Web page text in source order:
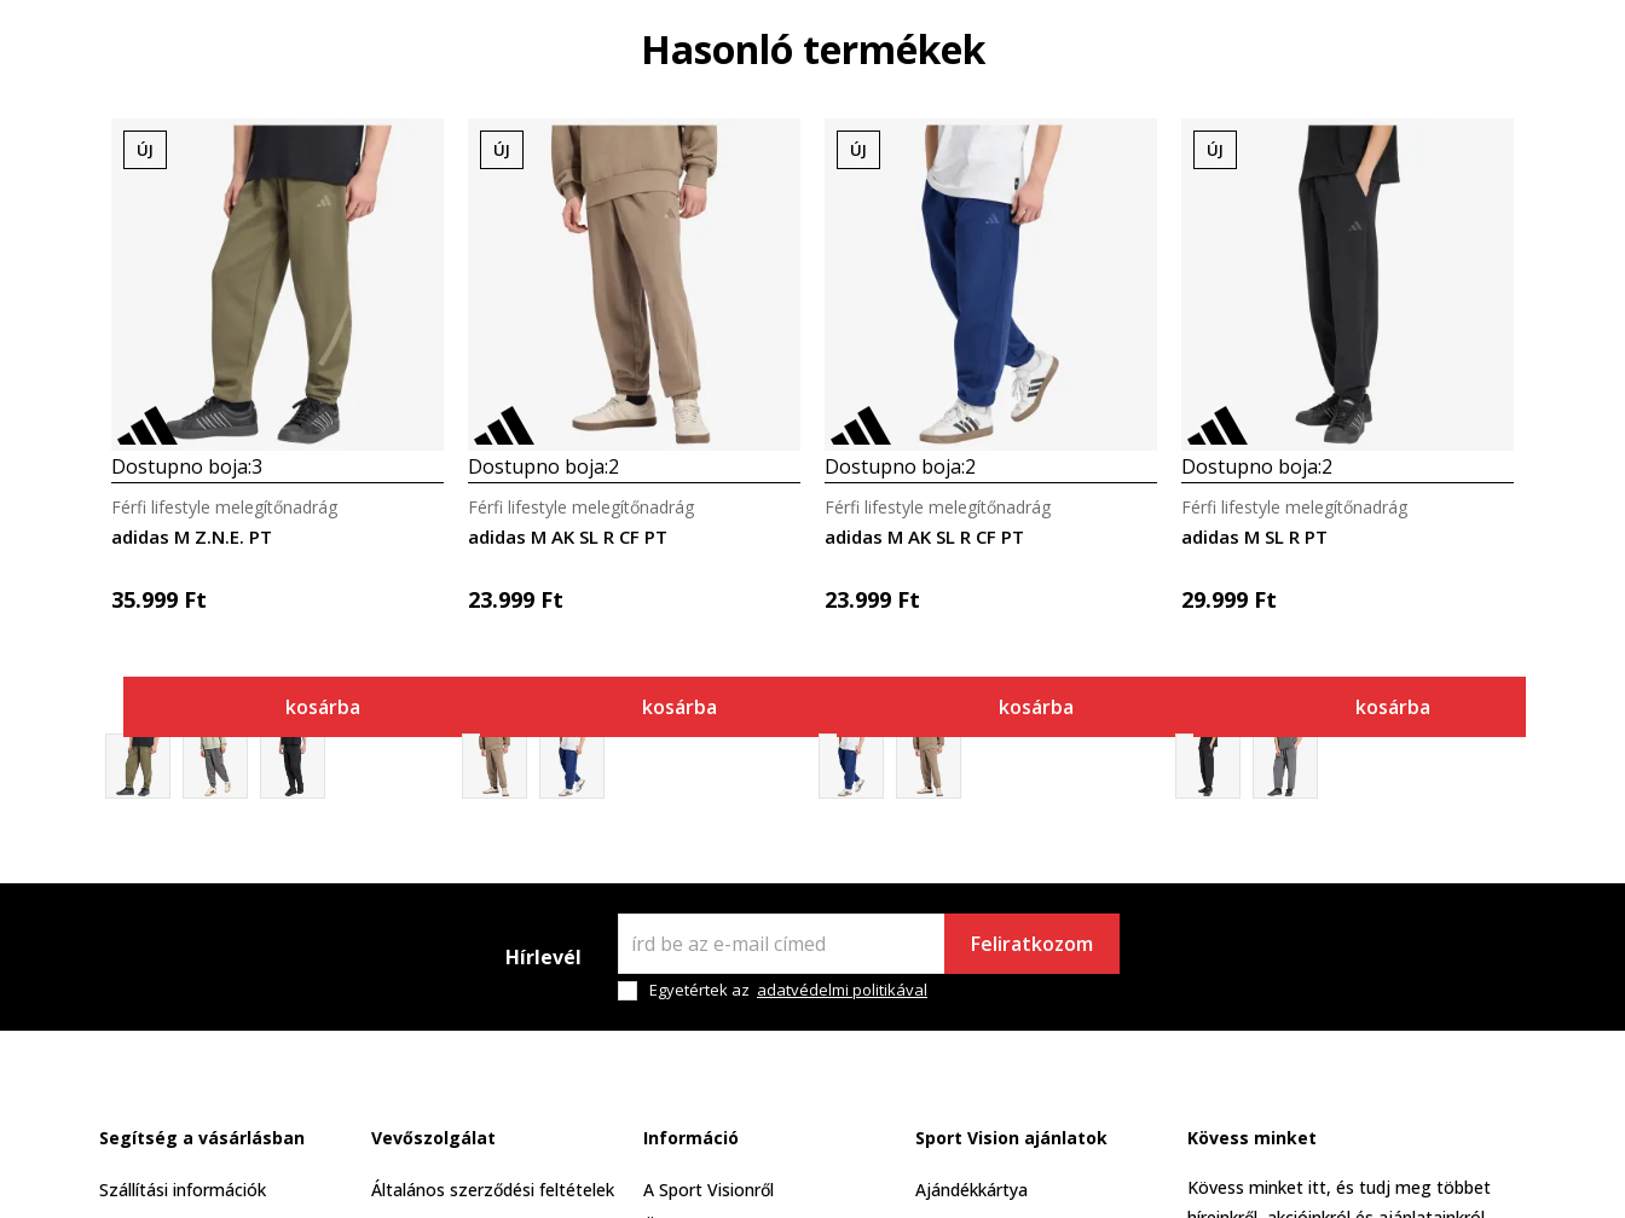
Hasonló termékek
ÚJ
Dostupno boja:3
adidas M Z.N.E. PT
Férfi lifestyle melegítőnadrág
35.999 Ft
kosárba
ÚJ
Dostupno boja:2
adidas M AK SL R CF PT
Férfi lifestyle melegítőnadrág
23.999 Ft
kosárba
ÚJ
Dostupno boja:2
adidas M AK SL R CF PT
Férfi lifestyle melegítőnadrág
23.999 Ft
kosárba
ÚJ
Dostupno boja:2
adidas M SL R PT
Férfi lifestyle melegítőnadrág
29.999 Ft
kosárba
Hírlevél Feliratkozom
Egyetértek az adatvédelmi politikával
Segítség a vásárlásban
Szállítási információk
Vevőszolgálat
Általános szerződési feltételek
Információ
A Sport Visionről
Sport Vision ajánlatok
Ajándékkártya
Kövess minket
Kövess minket itt, és tudj meg többet